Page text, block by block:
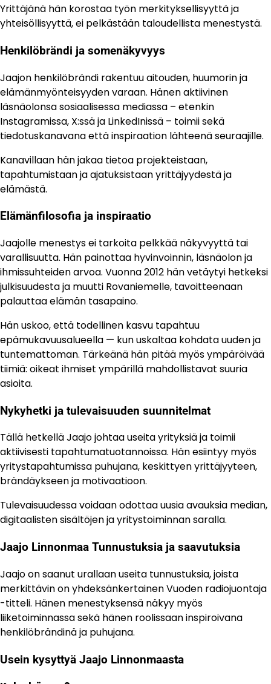
Yrittäjänä hän korostaa työn merkityksellisyyttä ja
yhteisöllisyyttä, ei pelkästään taloudellista menestystä.
Henkilöbrändi ja somenäkyvyys
Jaajon henkilöbrändi rakentuu aitouden, huumorin ja
elämänmyönteisyyden varaan. Hänen aktiivinen
läsnäolonsa sosiaalisessa mediassa – etenkin
Instagramissa, X:ssä ja LinkedInissä – toimii sekä
tiedotuskanavana että inspiraation lähteenä seuraajille.
Kanavillaan hän jakaa tietoa projekteistaan,
tapahtumistaan ja ajatuksistaan yrittäjyydestä ja
elämästä.
Elämänfilosofia ja inspiraatio
Jaajolle menestys ei tarkoita pelkkää näkyvyyttä tai
varallisuutta. Hän painottaa hyvinvoinnin, läsnäolon ja
ihmissuhteiden arvoa. Vuonna 2012 hän vetäytyi hetkeksi
julkisuudesta ja muutti Rovaniemelle, tavoitteenaan
palauttaa elämän tasapaino.
Hän uskoo, että todellinen kasvu tapahtuu
epämukavuusalueella — kun uskaltaa kohdata uuden ja
tuntemattoman. Tärkeänä hän pitää myös ympäröivää
tiimiä: oikeat ihmiset ympärillä mahdollistavat suuria
asioita.
Nykyhetki ja tulevaisuuden suunnitelmat
Tällä hetkellä Jaajo johtaa useita yrityksiä ja toimii
aktiivisesti tapahtumatuotannoissa. Hän esiintyy myös
yritystapahtumissa puhujana, keskittyen yrittäjyyteen,
brändäykseen ja motivaatioon.
Tulevaisuudessa voidaan odottaa uusia avauksia median,
digitaalisten sisältöjen ja yritystoiminnan saralla.
Jaajo Linnonmaa Tunnustuksia ja saavutuksia
Jaajo on saanut urallaan useita tunnustuksia, joista
merkittävin on yhdeksänkertainen Vuoden radiojuontaja
-titteli. Hänen menestyksensä näkyy myös
liiketoiminnassa sekä hänen roolissaan inspiroivana
henkilöbrändinä ja puhujana.
Usein kysyttyä Jaajo Linnonmaasta